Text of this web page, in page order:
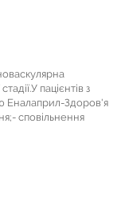
пацієнтів з
Еналаприл-Здоров'я
сповільнення